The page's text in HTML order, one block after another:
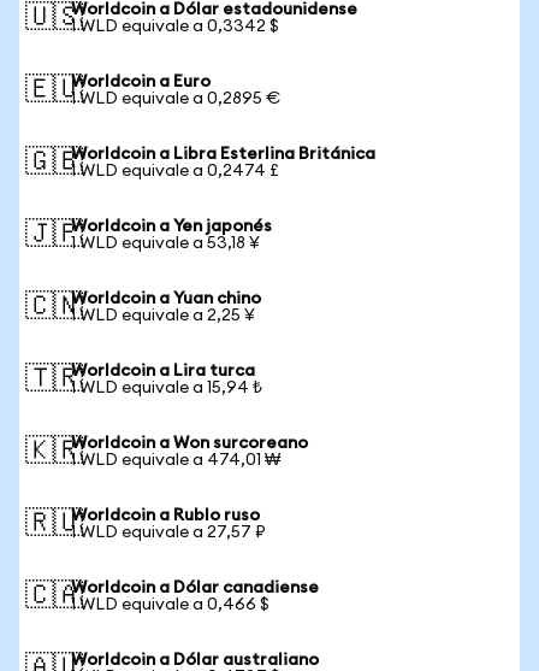
🇺🇸Worldcoin a Dólar estadounidense
1 WLD equivale a 0,3342 $
🇪🇺Worldcoin a Euro
1 WLD equivale a 0,2895 €
🇬🇧Worldcoin a Libra Esterlina Británica
1 WLD equivale a 0,2474 £
🇯🇵Worldcoin a Yen japonés
1 WLD equivale a 53,18 ¥
🇨🇳Worldcoin a Yuan chino
1 WLD equivale a 2,25 ¥
🇹🇷Worldcoin a Lira turca
1 WLD equivale a 15,94 ₺
🇰🇷Worldcoin a Won surcoreano
1 WLD equivale a 474,01 ₩
🇷🇺Worldcoin a Rublo ruso
1 WLD equivale a 27,57 ₽
🇨🇦Worldcoin a Dólar canadiense
1 WLD equivale a 0,466 $
Worldcoin a Dólar australiano